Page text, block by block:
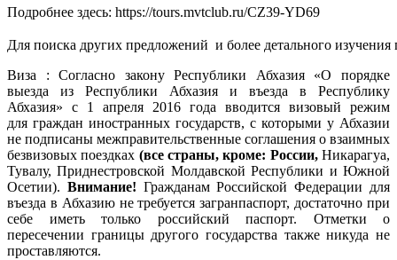
Подробнее здесь: https://tours.mvtclub.ru/CZ39-YD69
Для поиска других предложений  и более детального
Виза : Согласно закону Республики Абхазия «О порядке
выезда из Республики Абхазия и въезда в Республику
Абхазия» с 1 апреля 2016 года вводится визовый режим
для граждан иностранных государств, с которыми у Абхазии
не подписаны межправительственные соглашения о взаимных
безвизовых поездках (все страны, кроме: России,Никарагуа,
Тувалу, Приднестровской Молдавской Республики и Южной
Осетии). Внимание! Гражданам Российской Федерации для
въезда в Абхазию не требуется загранпаспорт, достаточно при
себе иметь только российский паспорт. Отметки о
пересечении границы другого государства также никуда не
проставляются.